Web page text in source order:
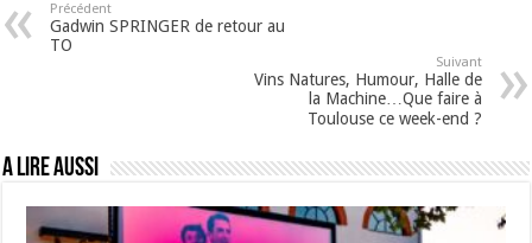
Précédent
Gadwin SPRINGER de retour au
TO
Suivant
Vins Natures, Humour, Halle de
la Machine…Que faire à
Toulouse ce week-end ?
A lire aussi